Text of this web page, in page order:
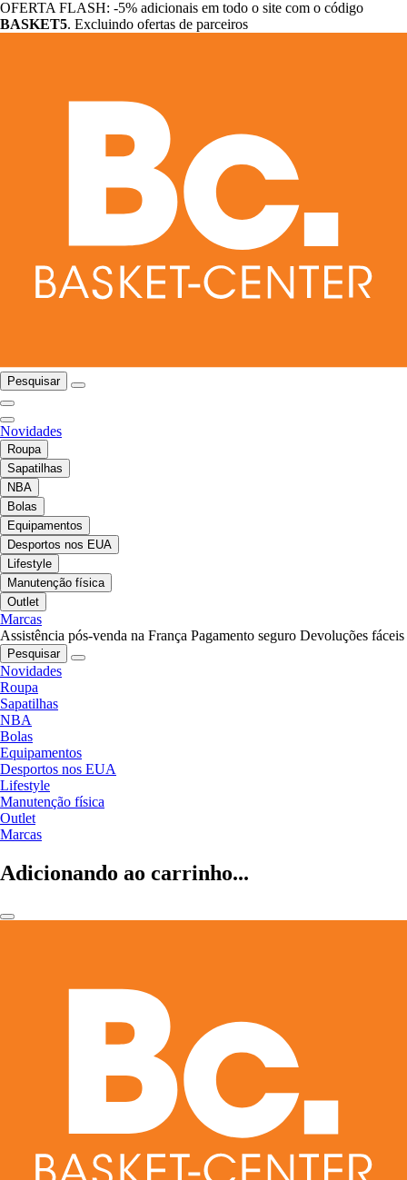
OFERTA FLASH: -5% adicionais em todo o site com o código
BASKET5. Excluindo ofertas de parceiros
Pesquisar
Novidades
Roupa
Sapatilhas
NBA
Bolas
Equipamentos
Desportos nos EUA
Lifestyle
Manutenção física
Outlet
Marcas
Assistência pós-venda na França Pagamento seguro Devoluções fáceis
Pesquisar
Novidades
Roupa
Sapatilhas
NBA
Bolas
Equipamentos
Desportos nos EUA
Lifestyle
Manutenção física
Outlet
Marcas
Adicionando ao carrinho...